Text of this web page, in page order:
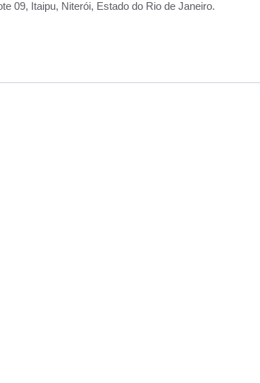
09, Itaipu, Niterói, Estado do Rio de Janeiro.